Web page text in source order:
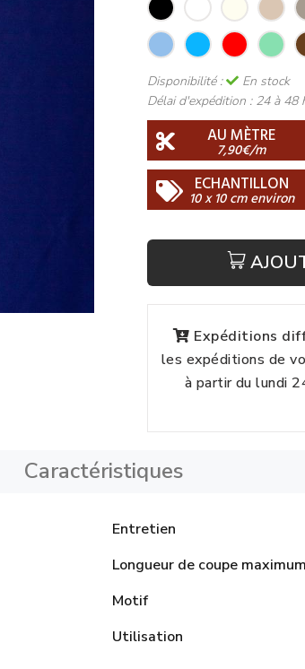
Disponibilité :
En stock
Délai d'expédition : 24 à 48
AU MÈTRE
7,90€/m
ECHANTILLON
10 x 10 cm environ
Expéditions
les expéditions de
à partir du lundi
Caractéristiques
Entretien
Longueur de coupe maximum
Motif
Utilisation